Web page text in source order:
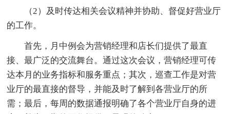
（2）及时传达相关会议精神并协助、督促好营业厅
的工作。
首先，月中例会为营销经理和店长们提供了最直
接、最广泛的交流舞台。通过这次会议，营销经理可传
达本月的业务指标和服务重点；其次，巡查工作是对营
业厅的最直接的督导，并能及时了解到各营业厅的所
需；最后，每周的数据通报明确了各个营业厅自身的进